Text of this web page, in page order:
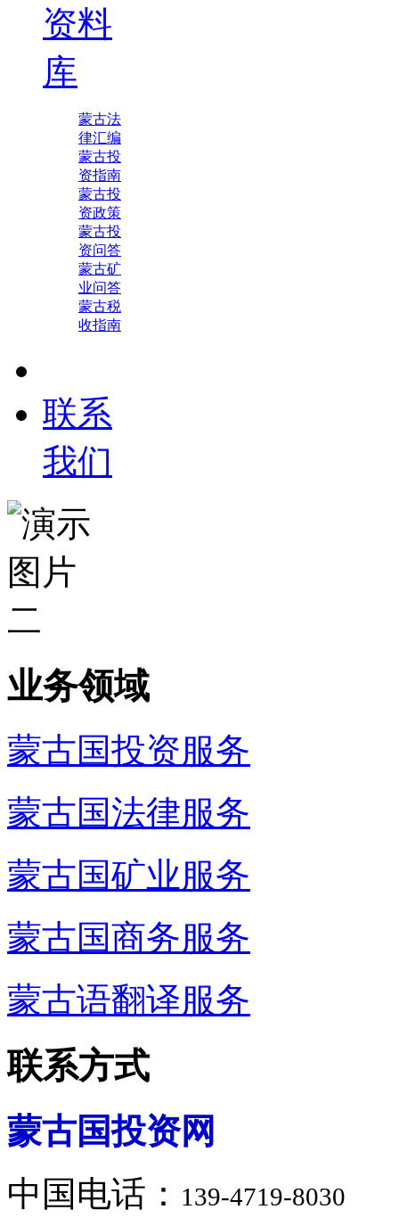
资料
库
蒙古法
律汇编
蒙古投
资指南
蒙古投
资政策
蒙古投
资问答
蒙古矿
业问答
蒙古税
收指南
联系
我们
业务领域
蒙古国投资服务
蒙古国法律服务
蒙古国矿业服务
蒙古国商务服务
蒙古语翻译服务
联系方式
蒙古国投资网
中国电话： 139-4719-8030